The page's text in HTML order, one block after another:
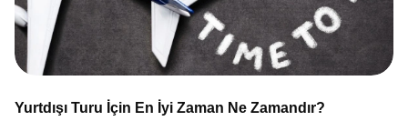
Yurtdışı Turu İçin En İyi Zaman Ne Zamandır?